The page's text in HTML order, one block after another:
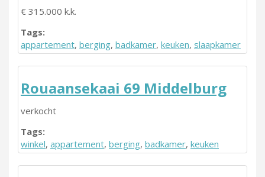
€ 315.000 k.k.
Tags:
appartement, berging, badkamer, keuken, slaapkamer
Rouaansekaai 69 Middelburg
verkocht
Tags:
winkel, appartement, berging, badkamer, keuken